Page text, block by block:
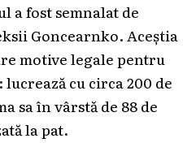
a fost semnalat de
Goncearnko. Aceștia
motive legale pentru
cu circa 200 de
sa în vârstă de 88 de
la pat.